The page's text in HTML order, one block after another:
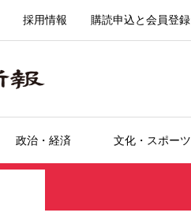
採用情報 購読申込と会員登録
政治・経済 文化・スポーツ